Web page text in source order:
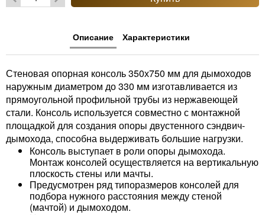
Описание Характеристики
Стеновая опорная консоль 350х750 мм для дымоходов
наружным диаметром до 330 мм изготавливается из
прямоугольной профильной трубы из нержавеющей
стали. Консоль используется совместно с монтажной
площадкой для создания опоры двустенного сэндвич-
дымохода, способна выдерживать большие нагрузки.
Консоль выступает в роли опоры дымохода.
Монтаж консолей осуществляется на вертикальную
плоскость стены или мачты.
Предусмотрен ряд типоразмеров консолей для
подбора нужного расстояния между стеной
(мачтой) и дымоходом.